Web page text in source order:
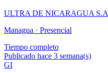
ULTRA DE NICARAGUA S.A
Managua · Presencial
Tiempo completo
Publicado hace 3 semana(s)
GI